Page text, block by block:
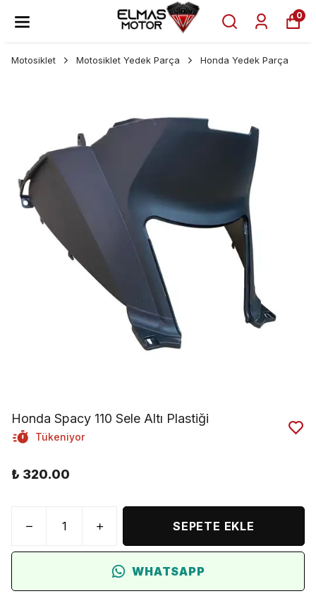
0
Motosiklet Motosiklet Yedek Parça Honda Yedek Parça
Honda Spacy 110 Sele Altı Plastiği
Tükeniyor
₺ 320.00
SEPETE EKLE
WHATSAPP